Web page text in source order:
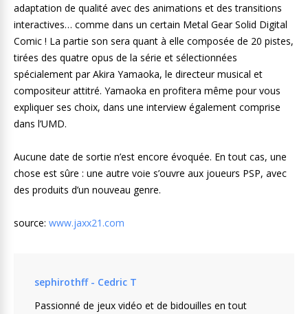
adaptation de qualité avec des animations et des transitions
interactives… comme dans un certain Metal Gear Solid Digital
Comic ! La partie son sera quant à elle composée de 20 pistes,
tirées des quatre opus de la série et sélectionnées
spécialement par Akira Yamaoka, le directeur musical et
compositeur attitré. Yamaoka en profitera même pour vous
expliquer ses choix, dans une interview également comprise
dans l’UMD.
Aucune date de sortie n’est encore évoquée. En tout cas, une
chose est sûre : une autre voie s’ouvre aux joueurs PSP, avec
des produits d’un nouveau genre.
source: www.jaxx21.com
sephirothff - Cedric T
Passionné de jeux vidéo et de bidouilles en tout